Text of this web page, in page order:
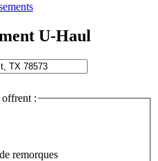
U-Haul
offrent :
remorques